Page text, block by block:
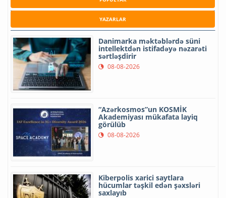
YAZARLAR
Danimarka məktəblərdə süni
intellektdən istifadəyə nəzarəti
sərtləşdirir
08-08-2026
“Azərkosmos”un KOSMİK
Akademiyası mükafata layiq
görülüb
08-08-2026
Kiberpolis xarici saytlara
hücumlar təşkil edən şəxsləri
saxlayıb